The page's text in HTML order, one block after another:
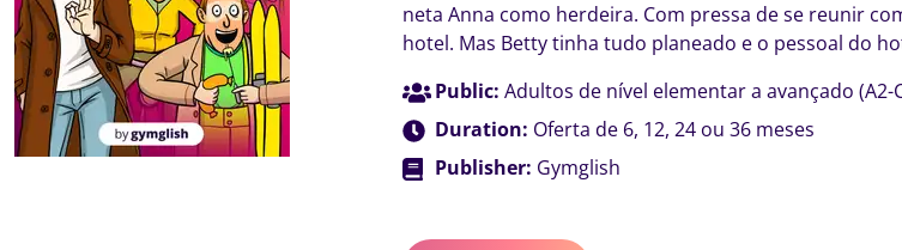
neta Anna como herdeira. Com pressa de se reunir
hotel. Mas Betty tinha tudo planeado e o pessoal do
Public: Adultos de nível elementar a avançado (A2-
Duration: Oferta de 6, 12, 24 ou 36 meses
Publisher: Gymglish